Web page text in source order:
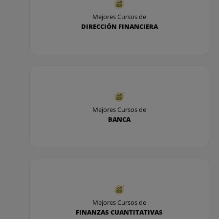
- Planificación y presupuestación del programa de
- Sistema de información IM.
Mejores Cursos de
DIRECCIÓN FINANCIERA
Mejores Cursos de
BANCA
Mejores Cursos de
FINANZAS CUANTITATIVAS